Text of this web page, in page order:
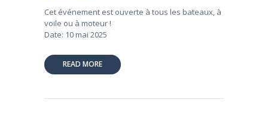
CONTACTS
Cet événement est ouverte à tous les bateaux, à
voile ou à moteur !
Date: 10 mai 2025
READ MORE